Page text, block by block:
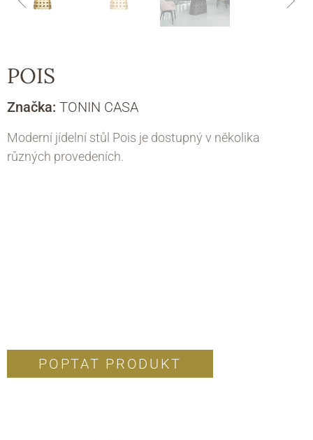
POIS
Značka: TONIN CASA
Moderní jídelní stůl Pois je dostupný v několika
různých provedeních.
POPTAT PRODUKT